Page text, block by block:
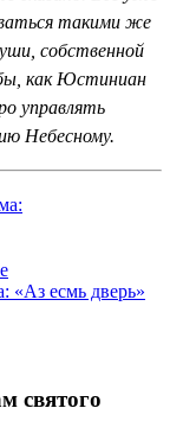
такими же
собственной
как Юстиниан
управлять
Небесному.
«Аз есмь дверь»
святого